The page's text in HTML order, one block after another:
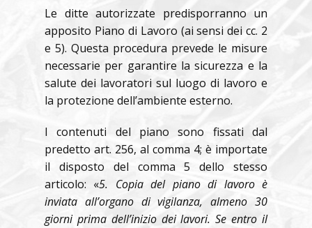
Le ditte autorizzate predisporranno un
apposito Piano di Lavoro (ai sensi dei cc. 2
e 5). Questa procedura prevede le misure
necessarie per garantire la sicurezza e la
salute dei lavoratori sul luogo di lavoro e
la protezione dell’ambiente esterno.
I contenuti del piano sono fissati dal
predetto art. 256, al comma 4; è importate
il disposto del comma 5 dello stesso
articolo: «5. Copia del piano di lavoro è
inviata all’organo di vigilanza, almeno 30
giorni prima dell’inizio dei lavori. Se entro il